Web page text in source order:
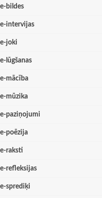
e-bildes
e-intervijas
e-joki
e-lūgšanas
e-mācība
e-mūzika
e-paziņojumi
e-poēzija
e-raksti
e-refleksijas
e-sprediķi